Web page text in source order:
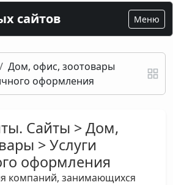
сайтов Меню
Дом, офис, зоотовары
оформления
Сайты > Дом,
> Услуги
оформления
компаний, занимающихся